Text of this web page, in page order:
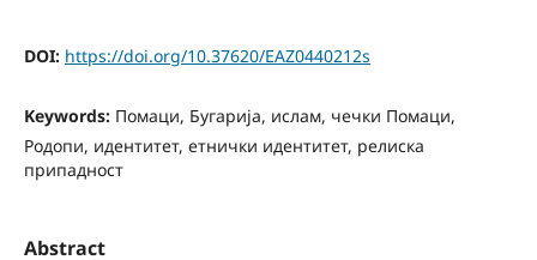
DOI: https://doi.org/10.37620/EAZ0440212s
Keywords: Помаци, Бугарија, ислам, чечки Помаци,
Родопи, идентитет, етнички идентитет, релиска
припадност
Abstract